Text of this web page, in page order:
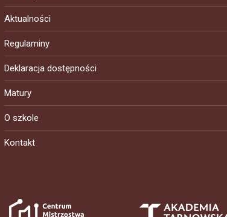
Aktualności
Regulaminy
Deklaracja dostępności
Matury
O szkole
Kontakt